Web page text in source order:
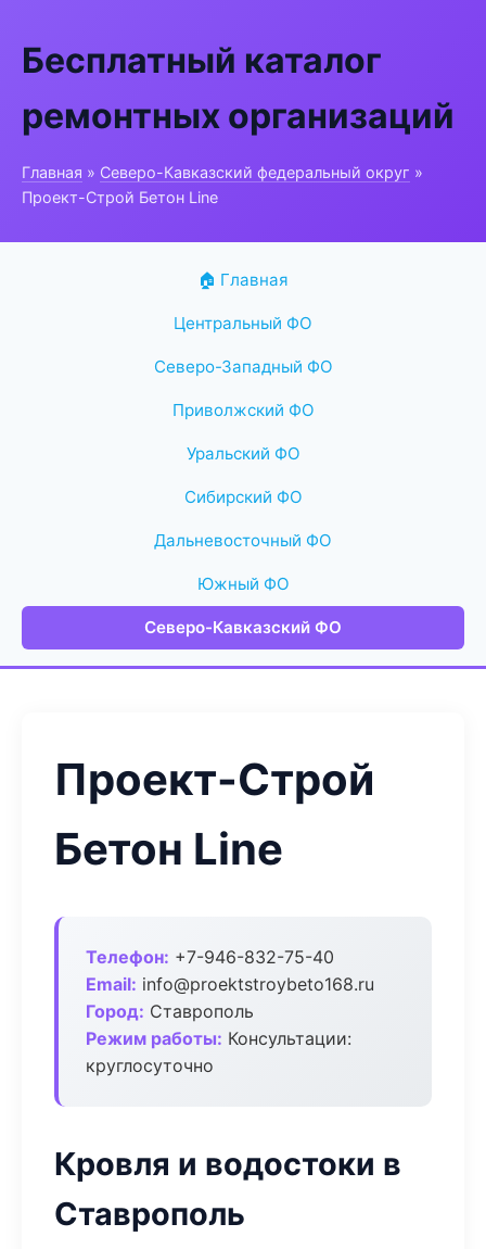
Бесплатный каталог
ремонтных организаций
Главная » Северо-Кавказский федеральный округ »
Проект-Строй Бетон Line
🏠 Главная
Центральный ФО
Северо-Западный ФО
Приволжский ФО
Уральский ФО
Сибирский ФО
Дальневосточный ФО
Южный ФО
Северо-Кавказский ФО
Проект-Строй
Бетон Line
Телефон: +7-946-832-75-40
Email: info@proektstroybeto168.ru
Город: Ставрополь
Режим работы: Консультации:
круглосуточно
Кровля и водостоки в
Ставрополь